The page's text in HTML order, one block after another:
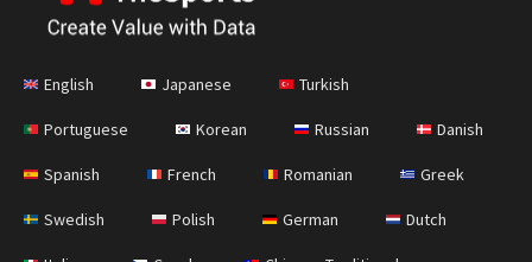
English Japanese Turkish
Portuguese Korean Russian Danish
Spanish French Romanian Greek
Swedish Polish German Dutch